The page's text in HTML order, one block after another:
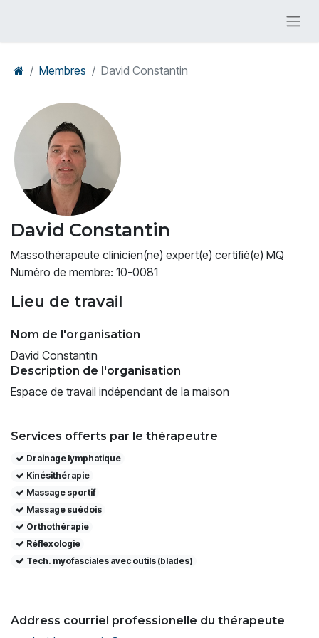
Membres David Constantin
David Constantin
Massothérapeute clinicien(ne) expert(e) certifié(e) MQ
Numéro de membre: 10-0081
Lieu de travail
Nom de l'organisation
David Constantin
Description de l'organisation
Espace de travail indépendant de la maison
Services offerts par le thérapeutre
Drainage lymphatique
Kinésithérapie
Massage sportif
Massage suédois
Orthothérapie
Réflexologie
Tech. myofasciales avec outils (blades)
Address courriel professionelle du thérapeute